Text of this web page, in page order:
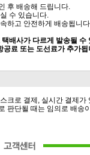
후 배송해 드립니다.
수 있습니다.
하고 안전하게 배송됩니
배사가 다르게 발송될 수
공료 또는 도선료가 추가됩
크로 결제, 실시간 결제가
판단될 때는 임의로 배송